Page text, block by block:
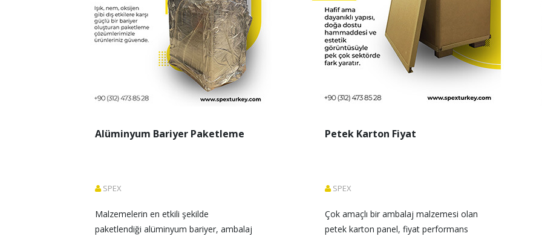
Alüminyum Bariyer Paketleme
SPEX
Malzemelerin en etkili şekilde
paketlendiği alüminyum bariyer, ambalaj
Petek Karton Fiyat
SPEX
Çok amaçlı bir ambalaj malzemesi olan
petek karton panel, fiyat performans